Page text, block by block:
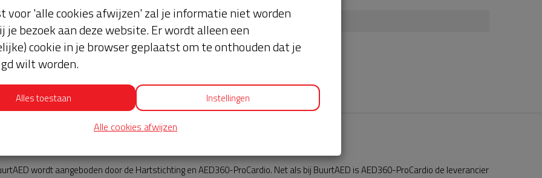
Nieuws
wordt aangeboden door de Hartstichting en AED360-ProCardio. Net als bij BuurtAED is AED360-ProCardio de leverancier
voor 'alle cookies afwijzen' zal je informatie niet worden
je bezoek aan deze website. Er wordt alleen een
cookie in je browser geplaatst om te onthouden dat je
wilt worden.
Alles toestaan Instellingen
Alle cookies afwijzen